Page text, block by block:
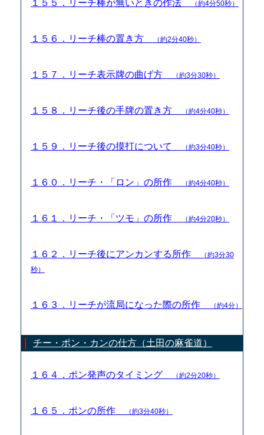
１５５．リーチ棒が無いときの作法 （約4分50秒）
１５６．リーチ棒の置き方 （約2分40秒）
１５７．リーチ表示牌の曲げ方 （約3分30秒）
１５８．リーチ後の手牌の置き方 （約4分40秒）
１５９．リーチ後の摸打について （約3分40秒）
１６０．リーチ・「ロン」の所作 （約4分40秒）
１６１．リーチ・「ツモ」の所作 （約4分20秒）
１６２．リーチ後にアンカンする所作
（約3分30
秒）
１６３．リーチが流局になった際の所作 （約4分）
チー・ポン・カンの仕方（土田の麻雀道）
１６４．ポン発声のタイミング （約2分20秒）
１６５．ポンの所作 （約3分40秒）